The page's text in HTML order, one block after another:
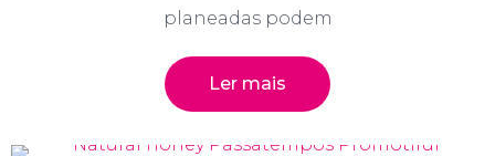
planeadas podem
Ler mais